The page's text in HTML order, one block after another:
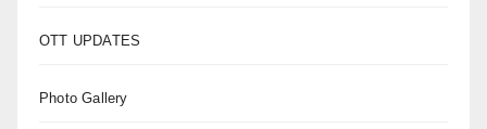
OTT UPDATES
Photo Gallery